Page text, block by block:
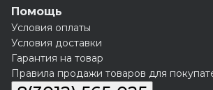
Помощь
Условия оплаты
Условия доставки
Гарантия на товар
Правила продажи товаров для